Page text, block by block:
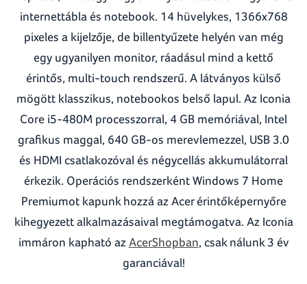
internettábla és notebook. 14 hüvelykes, 1366x768
pixeles a kijelzője, de billentyűzete helyén van még
egy ugyanilyen monitor, ráadásul mind a kettő
érintős, multi-touch rendszerű. A látványos külső
mögött klasszikus, notebookos belső lapul. Az Iconia
Core i5-480M processzorral, 4 GB memóriával, Intel
grafikus maggal, 640 GB-os merevlemezzel, USB 3.0
és HDMI csatlakozóval és négycellás akkumulátorral
érkezik. Operációs rendszerként Windows 7 Home
Premiumot kapunk hozzá az Acer érintőképernyőre
kihegyezett alkalmazásaival megtámogatva. Az Iconia
immáron kapható az AcerShopban, csak nálunk 3 év
garanciával!